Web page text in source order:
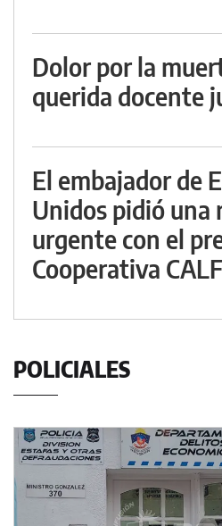
Dolor por la
querida docente
El embajador de
Unidos pidió una
urgente con el
Cooperativa CALF
POLICIALES